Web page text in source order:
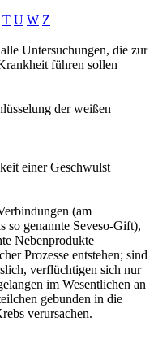
T U W Z
Untersuchungen, die zur
führen sollen
der weißen
einer Geschwulst
(am
so genannte Seveso-Gift),
Nebenprodukte
Prozesse entstehen; sind
verflüchtigen sich nur
im Wesentlichen an
gebunden in die
verursachen.